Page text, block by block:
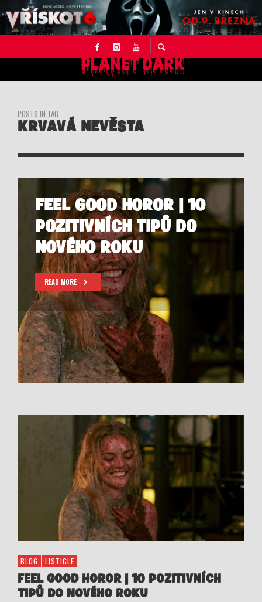
POSTS IN TAG
KRVAVÁ NEVĚSTA
FEEL GOOD HOROR | 10
POZITIVNÍCH TIPŮ DO
NOVÉHO ROKU
READ MORE
BLOG LISTICLE
FEEL GOOD HOROR | 10 POZITIVNÍCH
TIPŮ DO NOVÉHO ROKU